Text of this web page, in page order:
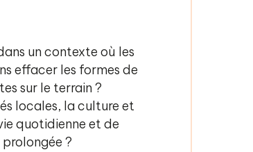
un contexte où les
effacer les formes de
sur le terrain ?
locales, la culture et
quotidienne et de
prolongée ?